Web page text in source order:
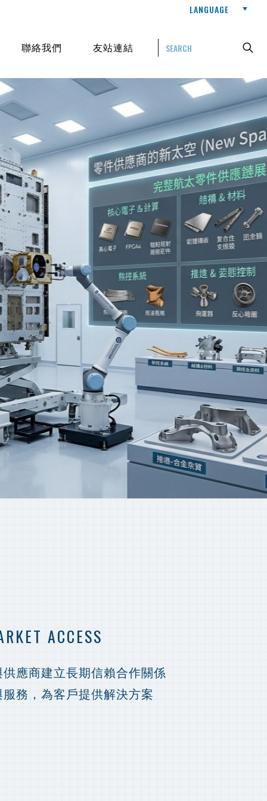
LANGUAGE
聯絡我們 友站連結
ACCESS
應商建立長期信賴合作關係
務，為客戶提供解決方案